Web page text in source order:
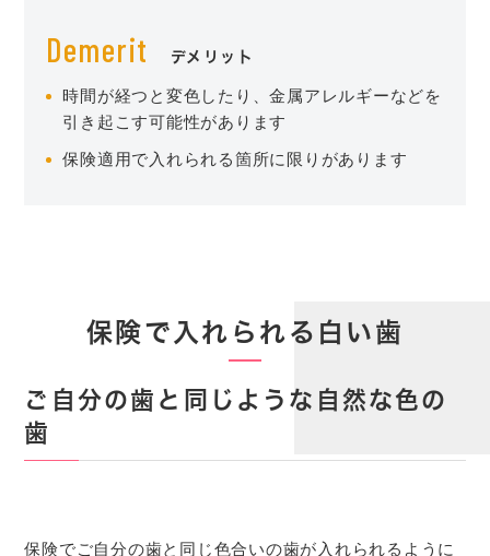
Demerit デメリット
時間が経つと変色したり、金属アレルギーなどを
引き起こす可能性があります
保険適用で入れられる箇所に限りがあります
保険で入れられる白い歯
ご自分の歯と同じような自然な色の
歯
保険でご自分の歯と同じ色合いの歯が入れられるように